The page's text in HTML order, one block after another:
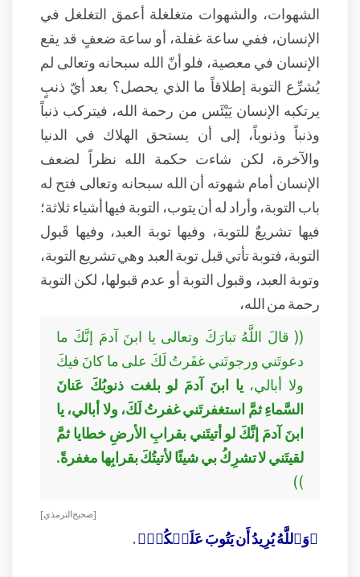
الشهوات، والشهوات متغلغلة أعمق التغلغل في
الإنسان، ففي ساعة غفلة، أو ساعة ضعفٍ قد يقع
الإنسان في معصية، فلو أنّ الله سبحانه وتعالى لم
يُشرِّع التوبة إطلاقاً ما الذي يحصل؟ بعد أيّ ذنبٍ
يرتكبه الإنسان يَيْئَس من رحمة الله، فيتركب ذنباً
وذنباً وذنوباً، إلى أن يستحق الهلاك في الدنيا
والآخرة، لكن شاءت حكمة الله نظراً لضعف
الإنسان أمام شهوته أن الله سبحانه وتعالى فتح له
باب التوبة، وأراد له أن يتوب، التوبة فيها أشياء ثلاثة؛
فيها تشريعٌ للتوبة، وفيها توبة العبد، وفيها قَبول
التوبة، فتوبة تأتي قبل توبة العبد وهي تشريع التوبة،
وتوبة العبد، وقبول التوبة أو عدم قبولها، لكن التوبة
رحمة من الله،
(( قالَ اللَّهُ تبارَكَ وتعالى يا ابنَ آدمَ إنَّكَ ما
دعوتَني ورجوتَني غفَرتُ لَكَ على ما كانَ فيكَ
ولا أبالي، يا ابنَ آدمَ لو بلغت ذنوبُكَ عَنانَ
السَّماءِ ثمَّ استغفرتَني غفرتُ لَكَ، ولا أبالي، يا
ابنَ آدمَ إنَّكَ لو أتيتَني بقرابِ الأرضِ خطايا ثمَّ
لقيتَني لا تشرِكُ بي شيئًا لأتيتُكَ بقرابِها مغفرةً.
))
[ صحيح الترمذي ]
﴿وَٱللَّهُ يُرِيدُ أَن يَتُوبَ عَلَيۡكُمۡ﴾.